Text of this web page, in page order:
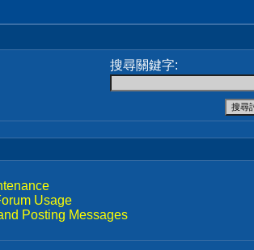
搜尋關鍵字:
Usage
Posting Messages